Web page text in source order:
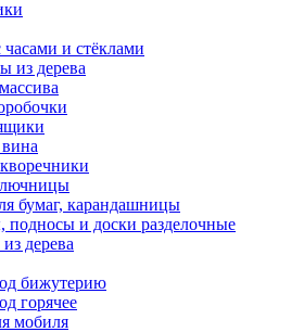
и стёклами
из дерева
бумаг, карандашницы
и доски разделочные
дерева
бижутерию
горячее
мобиля